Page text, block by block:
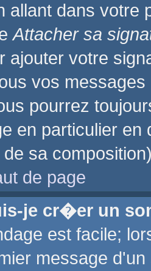
allant dans
Attacher sa
ajouter votre
vos
pourrez
en particulier
sa
de page
je cr�er un
est facile;
message